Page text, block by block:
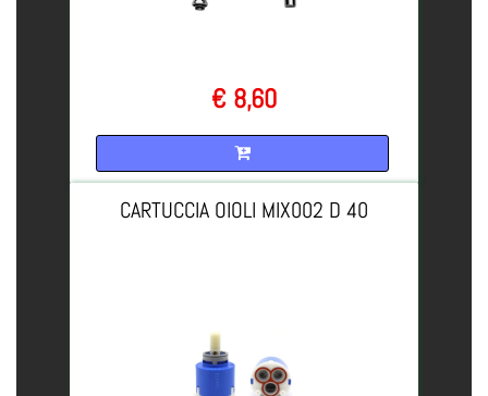
€ 8,60
CARTUCCIA OIOLI MIX002 D 40